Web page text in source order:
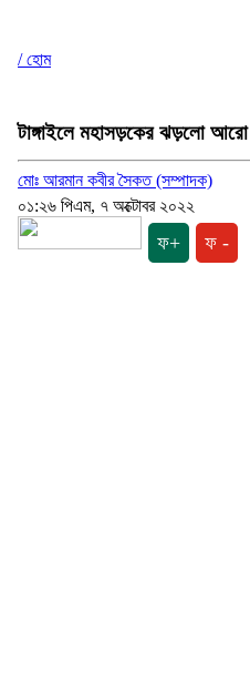
/ হোম
টাঙ্গাইলে মহাসড়কের ঝড়লো
মোঃ আরমান কবীর সৈকত (সম্পাদক)
০১:২৬ পিএম, ৭ অক্টোবর ২০২২
ফ+ ফ -